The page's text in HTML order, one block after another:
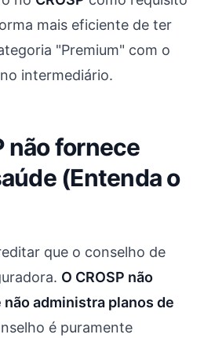
mais eficiente de ter
"Premium" com o
intermediário.
não fornece
(Entenda o
que o conselho de
O CROSP não
administra planos de
é puramente